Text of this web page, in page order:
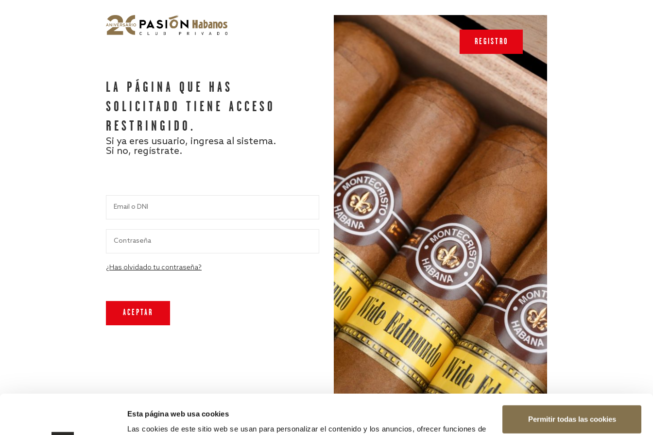
Esta página web usa cookies
Las cookies de este sitio web se usan para personalizar el contenido y los anuncios, ofrecer funciones de
Permitir todas las cookies
LA PÁGINA QUE HAS
SOLICITADO TIENE ACCESO
RESTRINGIDO.
Si ya eres usuario, ingresa al sistema.
Si no, regístrate.
¿Has olvidado tu contraseña?
REGISTRO